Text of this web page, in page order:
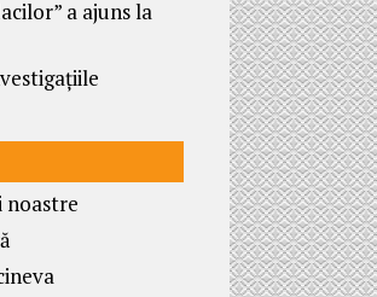
a ajuns la
noastre